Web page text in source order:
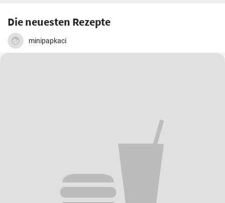
Die neuesten Rezepte
minipapkaci